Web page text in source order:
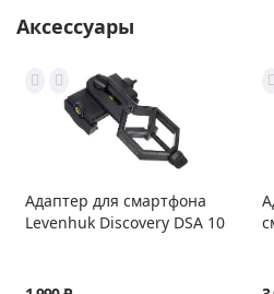
Аксессуары
Адаптер для смартфона
Levenhuk Discovery DSA 10